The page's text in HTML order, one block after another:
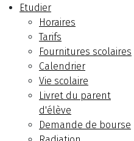
Etudier
Horaires
Tarifs
Fournitures scolaires
Calendrier
Vie scolaire
Livret du parent
d'élève
Demande de bourse